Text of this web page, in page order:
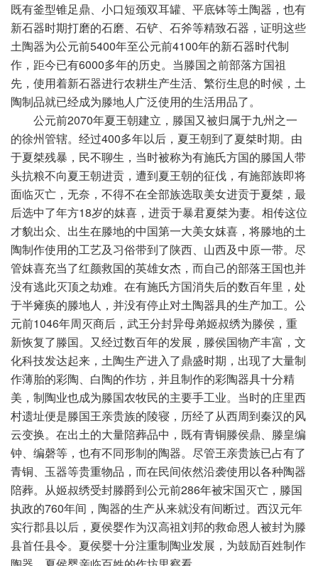
既有釜型锥足鼎、小口短颈双耳罐、平底钵等土陶器，也有
新石器时期打磨的石磨、石铲、石斧等精致石器，证明这些
土陶器为公元前5400年至公元前4100年的新石器时代制
作，距今已有6000多年的历史。当滕国之前部落方国祖
先，使用着新石器进行农耕生产生活、繁衍生息的时候，土
陶制品就已经成为滕地人广泛使用的生活用品了。
公元前2070年夏王朝建立，滕国又被归属于九州之一
的徐州管辖。经过400多年以后，夏王朝到了夏桀时期。由
于夏桀残暴，民不聊生，当时被称为有施氏方国的滕国人带
头抗粮不向夏王朝进贡，遭到夏王朝的征伐，有施部族即将
面临灭亡，无奈，不得不在全部族选取美女进贡于夏桀，最
后选中了年方18岁的妺喜，进贡于暴君夏桀为妻。相传这位
才貌出众、出生在滕地的中国第一大美女妺喜，将滕地的土
陶制作使用的工艺及习俗带到了陕西、山西及中原一带。尽
管妺喜充当了红颜救国的英雄女杰，而自己的部落王国也并
没有逃此灭顶之劫难。在有施氏方国消失后的数百年里，处
于半瘫痪的滕地人，并没有停止对土陶器具的生产加工。公
元前1046年周灭商后，武王分封异母弟姬叔绣为滕侯，重
新恢复了滕国。又经过数百年的发展，滕侯国物产丰富，文
化科技发达起来，土陶生产进入了鼎盛时期，出现了大量制
作薄胎的彩陶、白陶的作坊，并且制作的彩陶器具十分精
美，制陶业也成为滕国农牧民的主要手工业。当时的庄里西
村遗址便是滕国王亲贵族的陵寝，历经了从西周到秦汉的风
云变换。在出土的大量陪葬品中，既有青铜滕侯鼎、滕皇编
钟、编磬等，也有不同形制的陶器。尽管王亲贵族已占有了
青铜、玉器等贵重物品，而在民间依然沿袭使用以各种陶器
陪葬。从姬叔绣受封滕爵到公元前286年被宋国灭亡，滕国
执政的760年间，陶器的生产从来就没有间断过。西汉元年
实行郡县以后，夏侯婴作为汉高祖刘邦的救命恩人被封为滕
县首任县令。夏侯婴十分注重制陶业发展，为鼓励百姓制作